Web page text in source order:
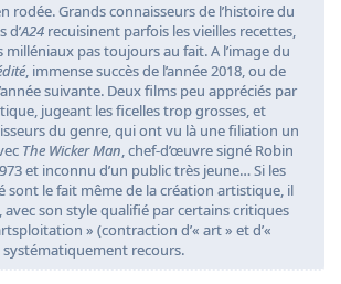
rodée. Grands connaisseurs de l’histoire du
d’A24 recuisinent parfois les vieilles recettes,
milléniaux pas toujours au fait. A l’image du
, immense succès de l’année 2018, ou de
­suivante. Deux films peu appréciés par
jugeant les ficelles trop grosses, et
du genre, qui ont vu là une filiation un
The Wicker Man, chef-d’œuvre signé Robin
et inconnu d’un public très jeune… Si les
sont le fait même de la création artistique, il
, avec son style qualifié par certains critiques
» (contraction d’« art » et d’«
recours.